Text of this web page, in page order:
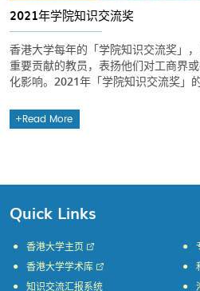
2021年学院知识交流奖
香港大学每年的「学院知识交流奖」
重要贡献的教员，表扬他们对工商界
化影响。2021年「学院知识交流奖」
Read More
Quick Links
香港大学主页
香港大学学术库
知识交流汇报系统